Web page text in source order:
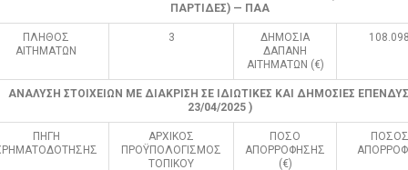
ΠΑΡΤΙΔΕΣ) — ΠΑΑ
ΠΛΗΘΟΣ
ΑΙΤΗΜΑΤΩΝ
3
ΔΗΜΟΣΙΑ
ΔΑΠΑΝΗ
ΑΙΤΗΜΑΤΩΝ (€)
ΑΝΑΛΥΣΗ ΣΤΟΙΧΕΙΩΝ ΜΕ ΔΙΑΚΡΙΣΗ ΣΕ ΙΔΙΩΤΙΚΕΣ ΚΑΙ ΔΗΜΟΣΙΕΣ
23/04/2025 )
ΠΗΓΗ
ΑΡΧΙΚΟΣ
ΠΡΟΫΠΟΛΟΓΙΣΜΟΣ
ΤΟΠΙΚΟΥ
ΠΟΣΟ
ΑΠΟΡΡΟΦΗΣΗΣ
(€)